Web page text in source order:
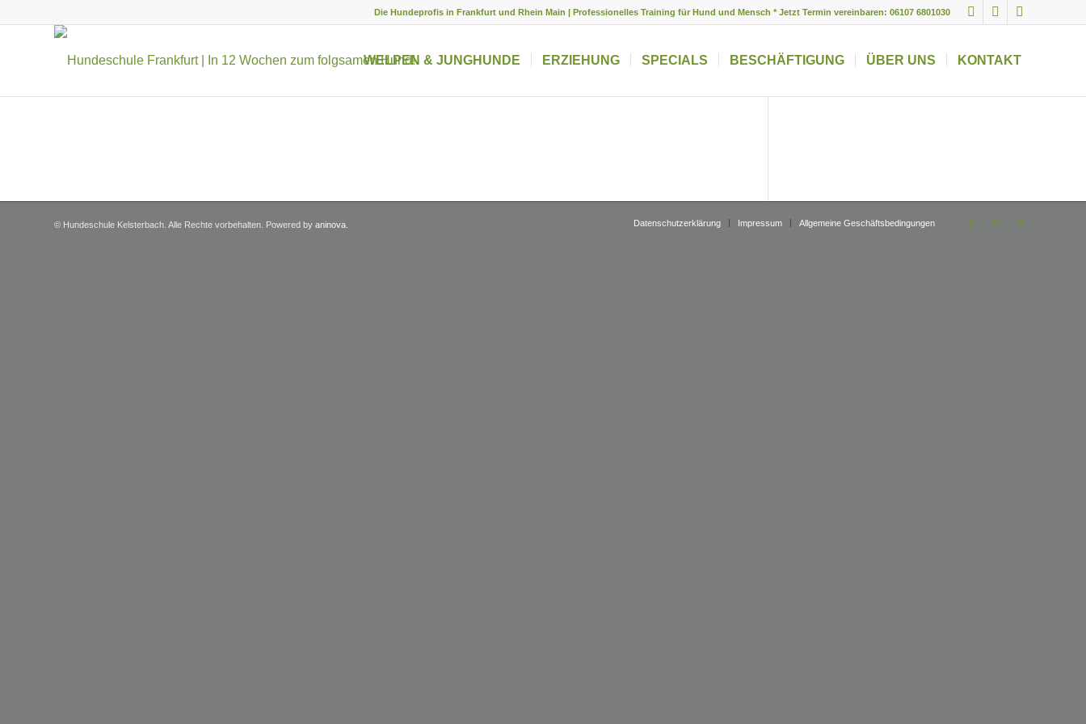
Die Hundeprofis in Frankfurt und Rhein Main | Professionelles Training für Hund und Mensch * Jetzt Termin vereinbaren: 06107 6801030
WELPEN & JUNGHUNDE ERZIEHUNG SPECIALS BESCHÄFTIGUNG ÜBER UNS KONTAKT
© Hundeschule Kelsterbach. Alle Rechte vorbehalten. Powered by aninova Datenschutzerklärung Impressum Allgemeine Geschäftsbedingungen